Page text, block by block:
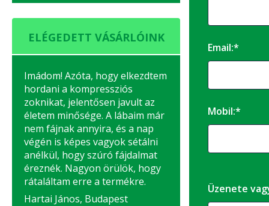
ELÉGEDETT VÁSÁRLÓINK
Imádom! Azóta, hogy elkezdtem
hordani a kompressziós
zoknikat, jelentősen javult az
életem minősége. A lábaim már
nem fájnak annyira, és a nap
végén is képes vagyok sétálni
anélkül, hogy szúró fájdalmat
éreznék. Nagyon örülök, hogy
rátaláltam erre a termékre.
Hartai János, Budapest
Email:*
Mobil:*
Üzenete